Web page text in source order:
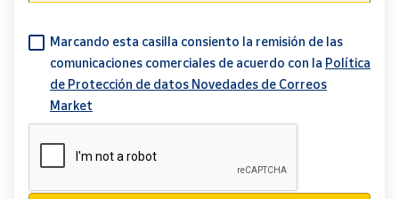
Marcando esta casilla consiento la remisión de las
comunicaciones comerciales de acuerdo con la Política
de Protección de datos Novedades de Correos
Market